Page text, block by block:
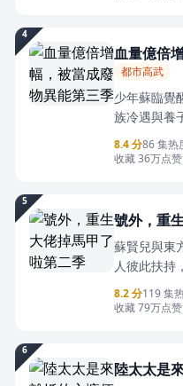
的底氣和安
扉，全身
4
血量億倍
都市高武
少年蘇臨覺
族冷遇與養
谷。在一次
幅，從此踏
他憑藉超強
8.4 分86 集热
收藏 36万点
5
號外，重
蘇賢兒與東
人彼此扶持
醒的家人。
因信息差心
祝福中迎來
8.2 分119 集
收藏 79万点
6
陸太太是